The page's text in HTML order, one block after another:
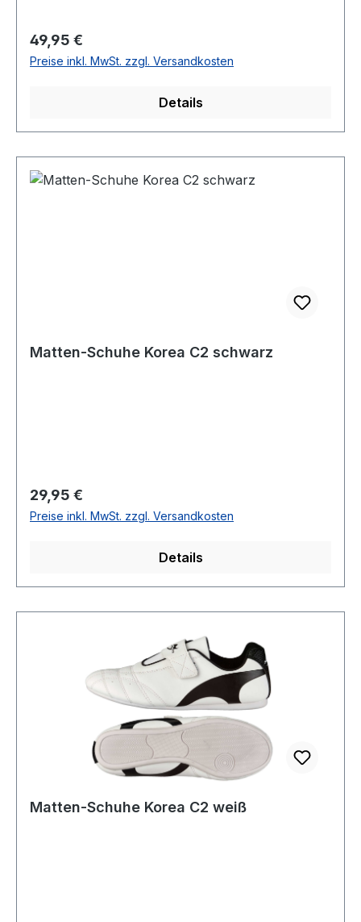
Regulärer Preis:
49,95 €
Preise inkl. MwSt. zzgl. Versandkosten
Details
Matten-Schuhe Korea C2 schwarz
Regulärer Preis:
29,95 €
Preise inkl. MwSt. zzgl. Versandkosten
Details
Matten-Schuhe Korea C2 weiß